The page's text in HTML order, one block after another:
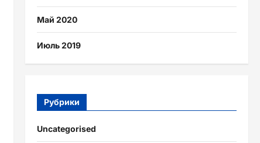
Май 2020
Июль 2019
Рубрики
Uncategorised